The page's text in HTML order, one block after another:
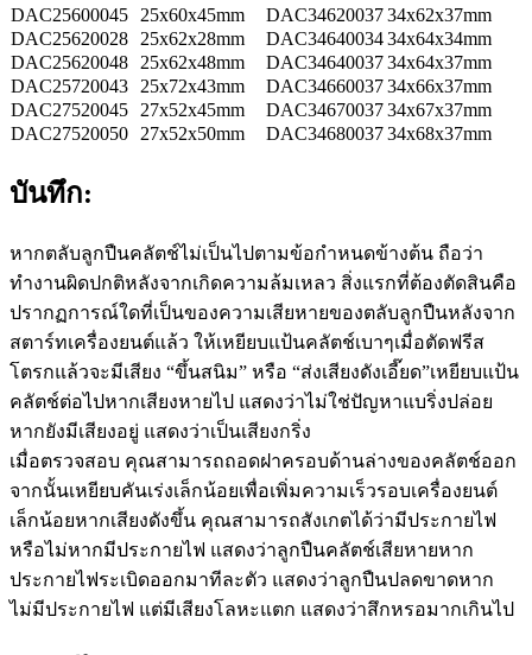
DAC25600045
25x60x45mm DAC3462003734x62x37mm
DAC25620028
25x62x28mm DAC3464003434x64x34mm
DAC25620048
25x62x48mm DAC3464003734x64x37mm
DAC25720043
25x72x43mm DAC3466003734x66x37mm
DAC27520045
27x52x45mm DAC3467003734x67x37mm
DAC27520050
27x52x50mm DAC3468003734x68x37mm
บันทึก:
หากตลับลูกปืนคลัตช์ไม่เป็นไปตามข้อกำหนดข้างต้น ถือว่า
ทำงานผิดปกติหลังจากเกิดความล้มเหลว สิ่งแรกที่ต้องตัดสินคือ
ปรากฏการณ์ใดที่เป็นของความเสียหายของตลับลูกปืนหลังจาก
สตาร์ทเครื่องยนต์แล้ว ให้เหยียบแป้นคลัตช์เบาๆเมื่อตัดฟรีส
โตรกแล้วจะมีเสียง “ขึ้นสนิม” หรือ “ส่งเสียงดังเอี๊ยด”เหยียบแป้น
คลัตช์ต่อไปหากเสียงหายไป แสดงว่าไม่ใช่ปัญหาแบริ่งปล่อย
หากยังมีเสียงอยู่ แสดงว่าเป็นเสียงกริ่ง
เมื่อตรวจสอบ คุณสามารถถอดฝาครอบด้านล่างของคลัตช์ออก
จากนั้นเหยียบคันเร่งเล็กน้อยเพื่อเพิ่มความเร็วรอบเครื่องยนต์
เล็กน้อยหากเสียงดังขึ้น คุณสามารถสังเกตได้ว่ามีประกายไฟ
หรือไม่หากมีประกายไฟ แสดงว่าลูกปืนคลัตช์เสียหายหาก
ประกายไฟระเบิดออกมาทีละตัว แสดงว่าลูกปืนปลดขาดหาก
ไม่มีประกายไฟ แต่มีเสียงโลหะแตก แสดงว่าสึกหรอมากเกินไป